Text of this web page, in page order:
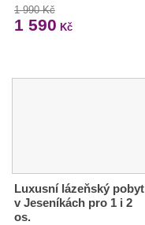
1 990 Kč
1 590 Kč
Luxusní lázeňský pobyt
v Jeseníkách pro 1 i 2
os.